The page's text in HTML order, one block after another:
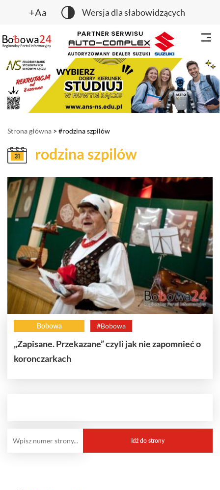
+Aa Wersja dla słabowidzących
Strona główna > #rodzina szpilów
rodzina szpilów
Bobowa #Bobowa
„Zapisane. Przekazane” czyli jak nie zapomnieć o
koronczarkach